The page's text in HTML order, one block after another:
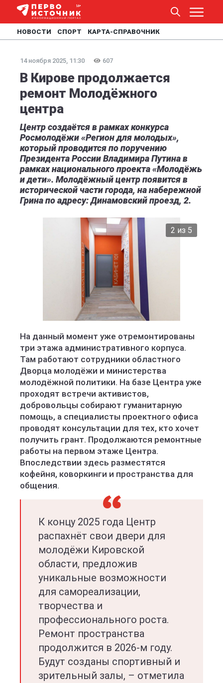
НОВОСТИ СПОРТ КАРТА-СПРАВОЧНИК
14 ноября 2025, 11:30 607
В Кирове продолжается
ремонт Молодёжного
центра
Центр создаётся в рамках конкурса
Росмолодёжи «Регион для молодых»,
который проводится по поручению
Президента России Владимира Путина в
рамках национального проекта «Молодёжь
и дети». Молодёжный центр появится в
исторической части города, на набережной
Грина по адресу: Динамовский проезд, 2.
2 из 5
На данный момент уже отремонтированы
три этажа административного корпуса.
Там работают сотрудники областного
Дворца молодёжи и министерства
молодёжной политики. На базе Центра уже
проходят встречи активистов,
добровольцы собирают гуманитарную
помощь, а специалисты проектного офиса
проводят консультации для тех, кто хочет
получить грант. Продолжаются ремонтные
работы на первом этаже Центра.
Впоследствии здесь разместятся
кофейня, коворкинги и пространства для
общения.
К концу 2025 года Центр
распахнёт свои двери для
молодёжи Кировской
области, предложив
уникальные возможности
для самореализации,
творчества и
профессионального роста.
Ремонт пространства
продолжится в 2026-м году.
Будут созданы спортивный и
зрительный залы, – отметила